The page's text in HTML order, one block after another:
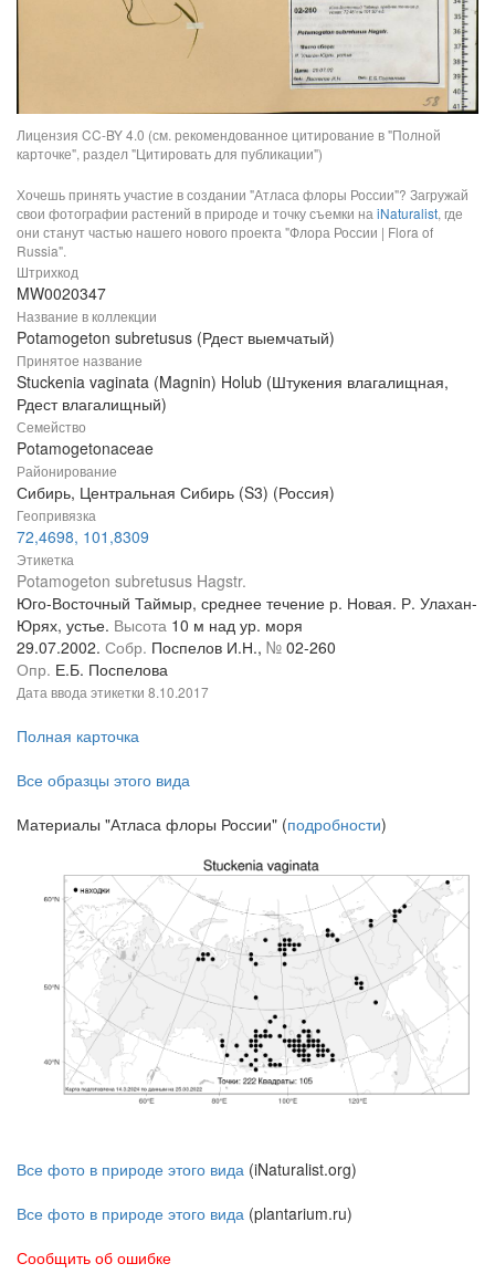
Лицензия CC-BY 4.0 (см. рекомендованное цитирование в "Полной
карточке", раздел "Цитировать для публикации")
Хочешь принять участие в создании "Атласа флоры России"? Загружай
свои фотографии растений в природе и точку съемки наiNaturalist, где
они станут частью нашего нового проекта "Флора России | Flora of
Russia".
Штрихкод
MW0020347
Название в коллекции
Potamogeton subretusus (Рдест выемчатый)
Принятое название
Stuckenia vaginata (Magnin) Holub (Штукения влагалищная,
Рдест влагалищный)
Семейство
Potamogetonaceae
Районирование
Сибирь, Центральная Сибирь (S3) (Россия)
Геопривязка
72,4698, 101,8309
Этикетка
Potamogeton subretusus Hagstr.
Юго-Восточный Таймыр, среднее течение р. Новая. Р. Улахан-
Юрях, устье. Высота 10 м над ур. моря
29.07.2002. Собр. Поспелов И.Н., № 02-260
Опр. Е.Б. Поспелова
Дата ввода этикетки 8.10.2017
Полная карточка
Все образцы этого вида
Материалы "Атласа флоры России" (подробности)
Все фото в природе этого вида (iNaturalist.org)
Все фото в природе этого вида (plantarium.ru)
Сообщить об ошибке